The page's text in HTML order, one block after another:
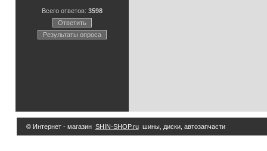
Всего ответов: 3598
Ответить
Результаты опроса
© Интернет - магазин SHIN-SHOP.ruшины, диски, автозапчасти